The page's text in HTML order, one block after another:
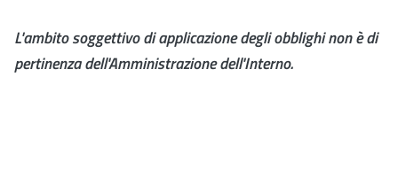
L'ambito soggettivo di applicazione degli obblighi non è di
pertinenza dell'Amministrazione dell'Interno.